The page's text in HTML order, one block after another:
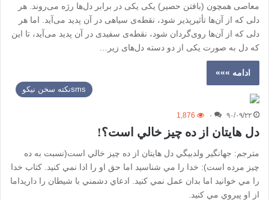
معاصی همچون (بافتن حصیر) یکی یکی در برابر دل‌ها رژه می‌روند. هر
دلی که از آن‌ها تأثیرپذیر شود، نقطه‌ی سیاهی در آن پدید می‌آید. اما هر
دلی که از آن‌ها روی‌گردان شود، نقطه‌ی سفیدی در آن پدید می‌آید، تا این
که دل به صورت یکی از دو دسته دل‌های زیر…
ادامه »»»
smsنكته سخن نيكو
۹۰/۰۹/۲۲ ۰ 1,876
دل هايتان از ده چيز خالي است؟!
مترجم: جهانگير ولدبيگي دل هايتان از ده چيز خالي است(نسبت به ده
چيز مرده است): خدا را مي شناسيد اما حق او را ادا نمي كنيد. كتاب خدا
را مي خوانيد اما بدان عمل نمي كنيد. ادعاي دشمني با شيطان را داريداما
از او پيروي مي كنيد.